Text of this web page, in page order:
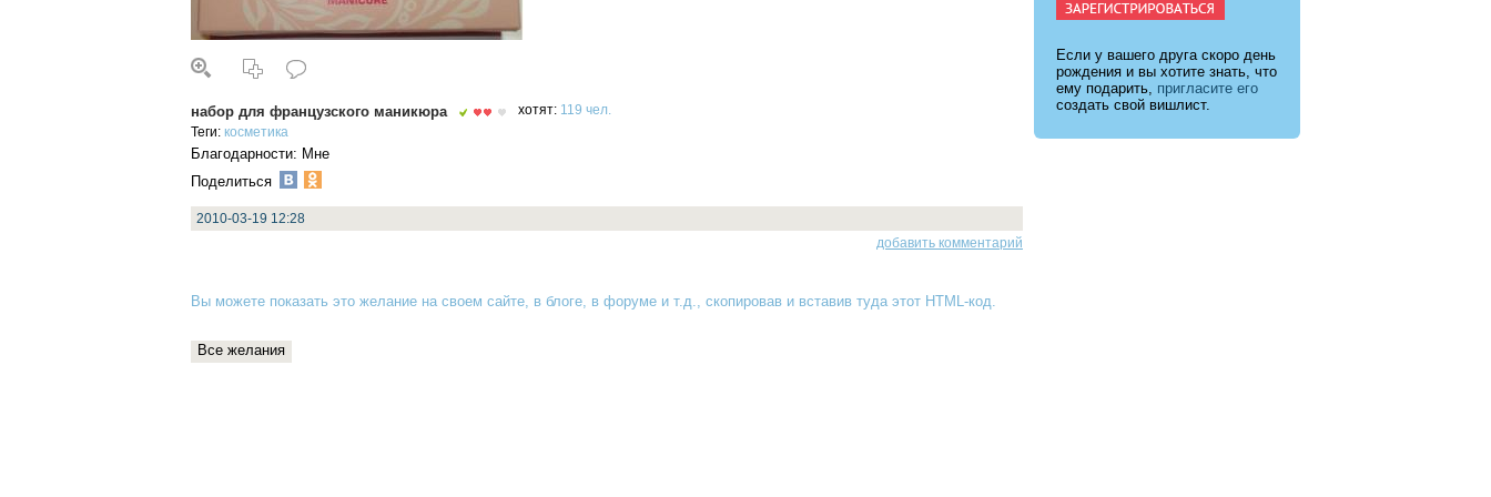
набор для французского маникюра хотят: 119 чел.
Теги: косметика
Благодарности: Мне
Поделиться
2010-03-19 12:28
добавить комментарий
Вы можете показать это желание на своем сайте, в блоге, в форуме и т.д., скопировав и вставив туда этот HTML-код.
Все желания
Если у вашего друга скоро день
рождения и вы хотите знать, что
ему подарить, пригласите его
создать свой вишлист.